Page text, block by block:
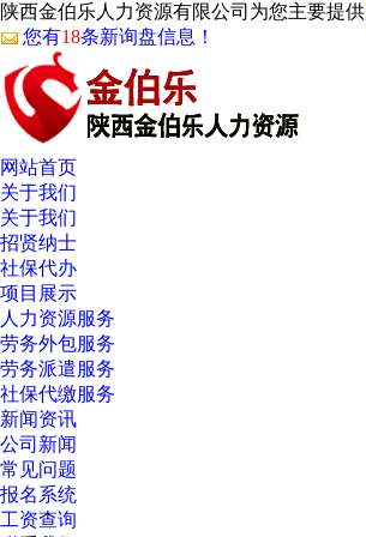
陕西金伯乐人力资源有限公司为您主要提供
您有18条新询盘信息！
网站首页
关于我们
关于我们
招贤纳士
社保代办
项目展示
人力资源服务
劳务外包服务
劳务派遣服务
社保代缴服务
新闻资讯
公司新闻
常见问题
报名系统
工资查询